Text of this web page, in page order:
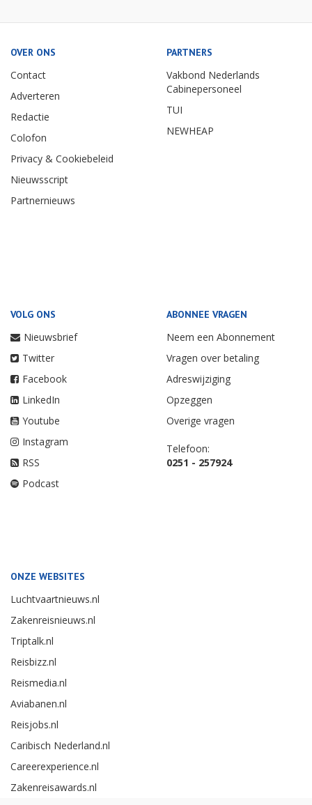
OVER ONS
Contact
Adverteren
Redactie
Colofon
Privacy & Cookiebeleid
Nieuwsscript
Partnernieuws
PARTNERS
Vakbond Nederlands
Cabinepersoneel
TUI
NEWHEAP
VOLG ONS
Nieuwsbrief
Twitter
Facebook
LinkedIn
Youtube
Instagram
RSS
Podcast
ABONNEE VRAGEN
Neem een Abonnement
Vragen over betaling
Adreswijziging
Opzeggen
Overige vragen
Telefoon:
0251 - 257924
ONZE WEBSITES
Luchtvaartnieuws.nl
Zakenreisnieuws.nl
Triptalk.nl
Reisbizz.nl
Reismedia.nl
Aviabanen.nl
Reisjobs.nl
Caribisch Nederland.nl
Careerexperience.nl
Zakenreisawards.nl